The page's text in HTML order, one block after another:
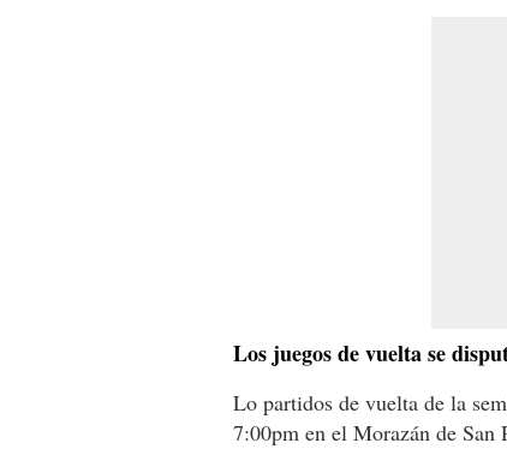
Los juegos de vuelta se
Lo partidos de vuelta de la
7:00pm en el Morazán de San